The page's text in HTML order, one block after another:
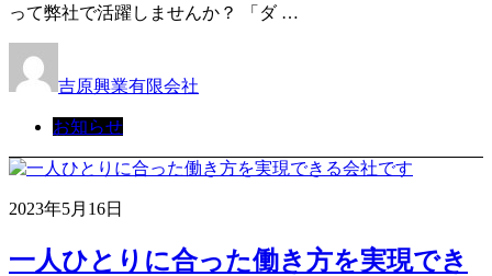
って弊社で活躍しませんか？ 「ダ …
吉原興業有限会社
お知らせ
2023年5月16日
一人ひとりに合った働き方を実現でき